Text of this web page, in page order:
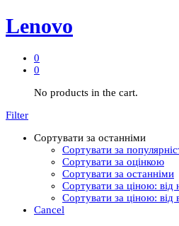
Lenovo
0
0
No products in the cart.
Filter
Сортувати за останніми
Сортувати за
Сортувати за оцінкою
Сортувати за останніми
Сортувати за ціною: від
Сортувати за ціною: від
Cancel